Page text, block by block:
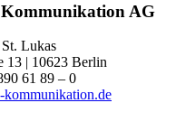
AG
Lukas
13 | 10623 Berlin
61 89 – 0
kommunikation.de